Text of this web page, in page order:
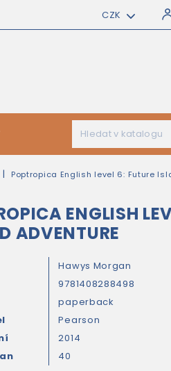
CZK
Poptropica English level 6: Future
ENGLISH
ADVENTURE
Hawys Morgan
9781408288498
paperback
Pearson
2014
40